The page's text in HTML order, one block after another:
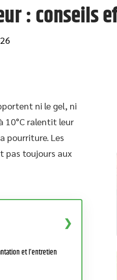
: conseils
ni le gel, ni
10°C ralentit leur
pourriture. Les
pas toujours aux
et l’entretien